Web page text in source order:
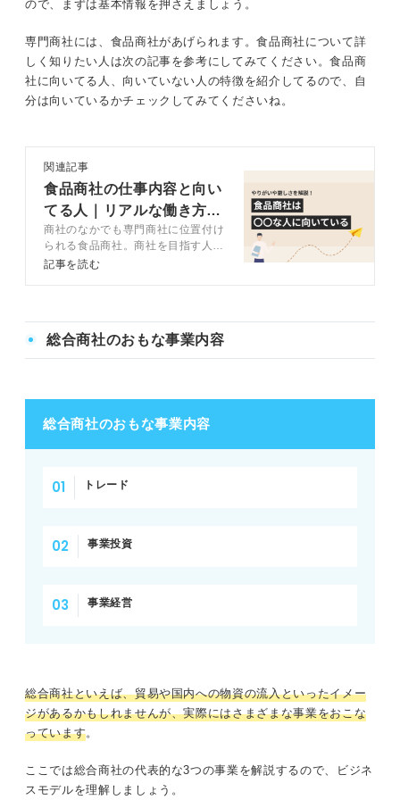
ので、まずは基本情報を押さえましょう。
専門商社には、食品商社があげられます。食品商社について詳
しく知りたい人は次の記事を参考にしてみてください。食品商
社に向いてる人、向いていない人の特徴を紹介してるので、自
分は向いているかチェックしてみてくださいね。
関連記事
食品商社の仕事内容と向い
てる人｜リアルな働き方も
詳しく解説
商社のなかでも専門商社に位置付け
られる食品商社。商社を目指す人の
なかには食品商社に興味がある人も
向いている人の特徴などを解説しま
す。
記事を読む
総合商社のおもな事業内容
総合商社のおもな事業内容
トレード
事業投資
事業経営
総合商社といえば、貿易や国内への物資の流入といったイメー
ジがあるかもしれませんが、実際にはさまざまな事業をおこな
っています。
ここでは総合商社の代表的な3つの事業を解説するので、ビジネ
スモデルを理解しましょう。